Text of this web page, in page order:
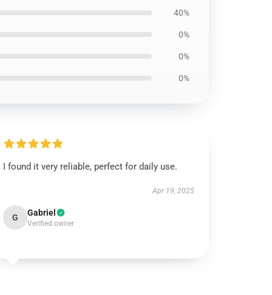
40%
0%
0%
0%
I found it very reliable, perfect for daily use.
Apr 19, 2025
G Gabriel
Verified owner